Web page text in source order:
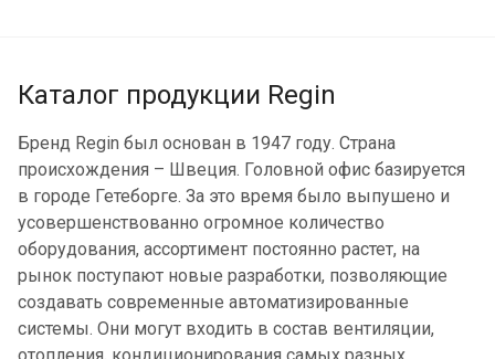
Каталог продукции Regin
Бренд Regin был основан в 1947 году. Страна
происхождения – Швеция. Головной офис базируется
в городе Гетеборге. За это время было выпушено и
усовершенствованно огромное количество
оборудования, ассортимент постоянно растет, на
рынок поступают новые разработки, позволяющие
создавать современные автоматизированные
системы. Они могут входить в состав вентиляции,